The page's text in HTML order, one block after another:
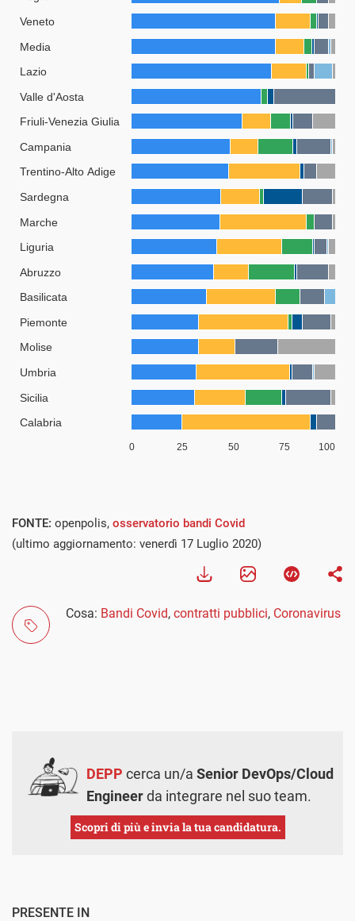
FONTE: openpolis, osservatorio bandi Covid
(ultimo aggiornamento: venerdì 17 Luglio 2020)
Cosa: Bandi Covid, contratti pubblici, Coronavirus
DEPP cerca un/a Senior DevOps/Cloud
Engineerda integrare nel suo team.
Scopri di più e invia la tua candidatura.
PRESENTE IN